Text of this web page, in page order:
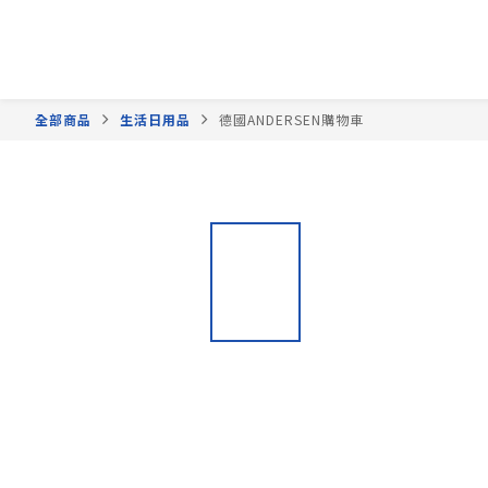
全部商品 生活日用品 德國ANDERSEN購物車